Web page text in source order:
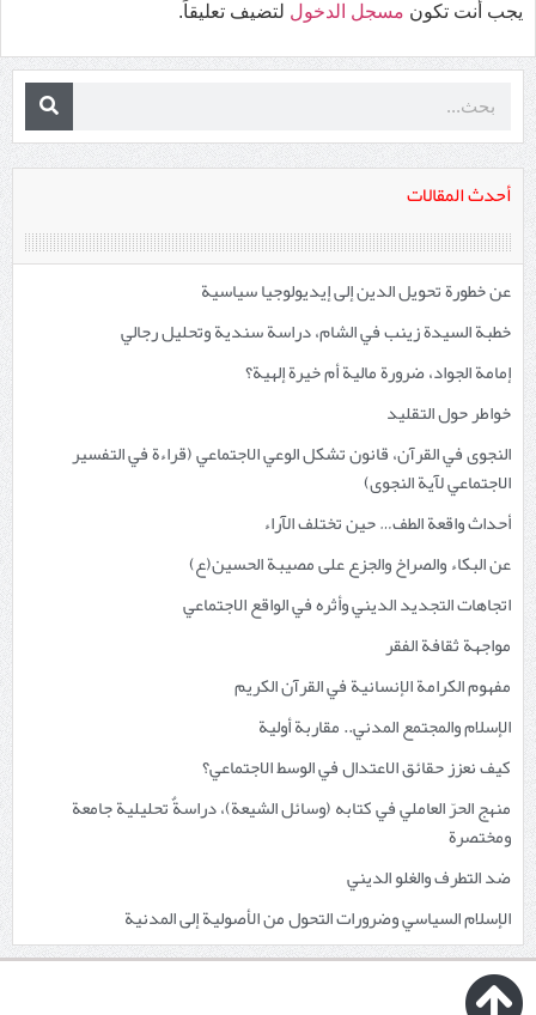
أحدث المقالات
عن خطورة تحويل الدين إلى إيديولوجيا سياسية
خطبة السيدة زينب في الشام، دراسة سندية وتحليل رجالي
إمامة الجواد، ضرورة مالية أم خيرة إلهية؟
خواطر حول التقليد
النجوى في القرآن، قانون تشكل الوعي الاجتماعي (قراءة في التفسير
الاجتماعي لآية النجوى)
أحداث واقعة الطف… حين تختلف الآراء
عن البكاء والصراخ والجزع على مصيبة الحسين(ع)
اتجاهات التجديد الديني وأثره في الواقع الاجتماعي
مواجهة ثقافة الفقر
مفهوم الكرامة الإنسانية في القرآن الكريم
الإسلام والمجتمع المدني.. مقاربة أولية
كيف نعزز حقائق الاعتدال في الوسط الاجتماعي؟
منهج الحرّ العاملي في كتابه (وسائل الشيعة)، دراسةٌ تحليلية جامعة
ومختصرة
ضد التطرف والغلو الديني
الإسلام السياسي وضرورات التحول من الأصولية إلى المدنية
يجب أنت تكون مسجل الدخول لتضيف تعليقاً.